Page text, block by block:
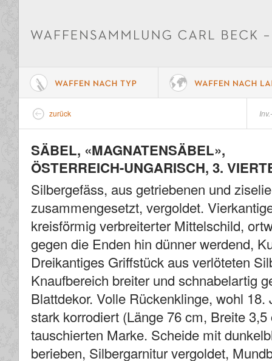
zurück
SÄBEL, «MAGNATENSÄBEL»,
ÖSTERREICH-UNGARISCH, 3.
Silbergefäss, aus getriebenen und
zusammengesetzt, vergoldet.
kreisförmig verbreiterter Mittelschild,
gegen die Enden hin dünner werdend,
Dreikantiges Griffstück aus verlöteten
Knaufbereich breiter und schnabelartig
Blattdekor. Volle Rückenklinge, wohl
stark korrodiert (Länge 76 cm, Breite
tauschierten Marke. Scheide mit
berieben, Silbergarnitur vergoldet,